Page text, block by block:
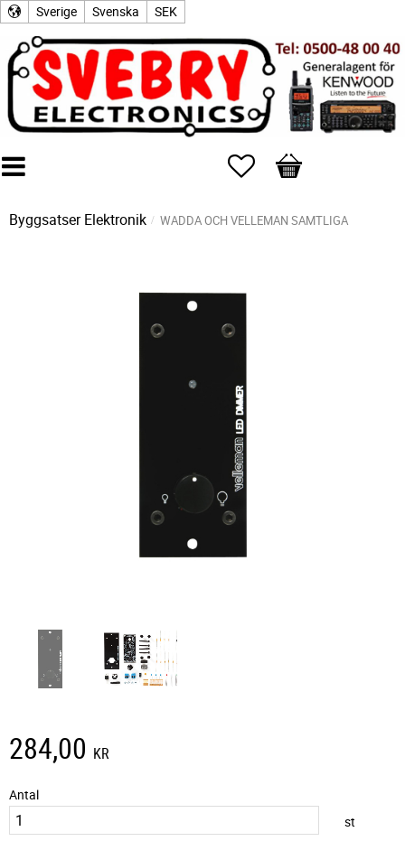
Sverige Svenska SEK
Favoriter
Kundvagn
Byggsatser Elektronik WADDA OCH VELLEMAN SAMTLIGA
284,00 KR
Antal
st